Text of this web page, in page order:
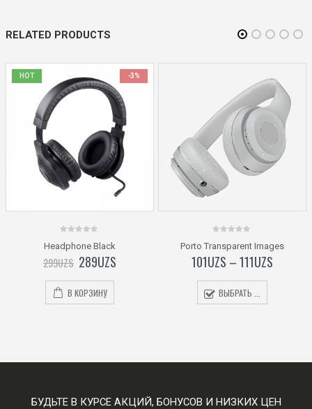
RELATED PRODUCTS
HOT -3%
0
out
5
Headphone Black
299UZS 289UZS
В КОРЗИНУ
out
of
5
Porto Transparent Images
101UZS –111UZS
ВЫБРАТЬ ...
БУДЬТЕ В КУРСЕ АКЦИЙ, БОНУСОВ И НИЗКИХ ЦЕН